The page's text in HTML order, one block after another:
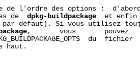
de l'ordre des options :
de
dpkg-buildpackage
et
défaut). Si vous utilisez
,       vous
du  fichier
haut.